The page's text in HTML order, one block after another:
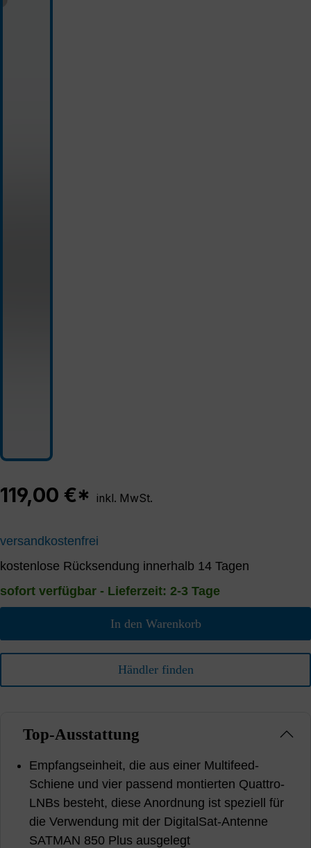
119,00 €* inkl. MwSt.
versandkostenfrei
kostenlose Rücksendung innerhalb 14 Tagen
sofort verfügbar - Lieferzeit: 2-3 Tage
In den Warenkorb
Händler finden
Top-Ausstattung
Empfangseinheit, die aus einer Multifeed-
Schiene und vier passend montierten Quattro-
LNBs besteht, diese Anordnung ist speziell für
die Verwendung mit der DigitalSat-Antenne
SATMAN 850 Plus ausgelegt